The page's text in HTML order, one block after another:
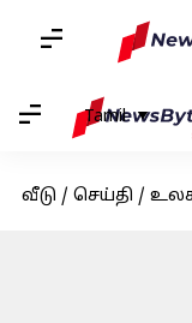
Tamil
வீடு / செய்தி /